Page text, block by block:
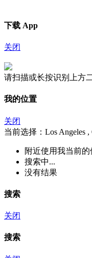
下载 App
关闭
请扫描或长按识别上方
我的位置
关闭
当前选择：Los Angeles ,
附近使用我当前的
搜索中...
没有结果
搜索
关闭
搜索